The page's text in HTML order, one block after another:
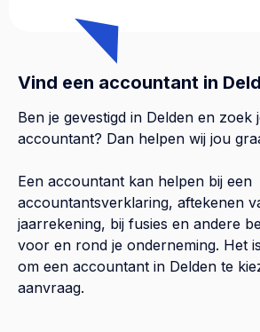
Vind een accountant in
Ben je gevestigd in Delden en zoek
accountant? Dan helpen wij jou
Een accountant kan helpen bij een
accountantsverklaring, aftekenen
jaarrekening, bij fusies en andere
voor en rond je onderneming. Het
om een accountant in Delden te
aanvraag.